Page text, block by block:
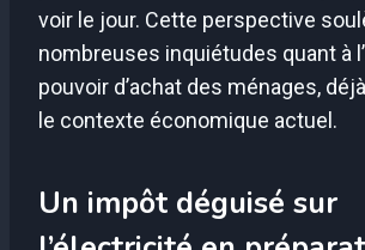
voir le jour. Cette perspective
nombreuses inquiétudes quant à
pouvoir d’achat des ménages,
le contexte économique actuel.
Un impôt déguisé sur